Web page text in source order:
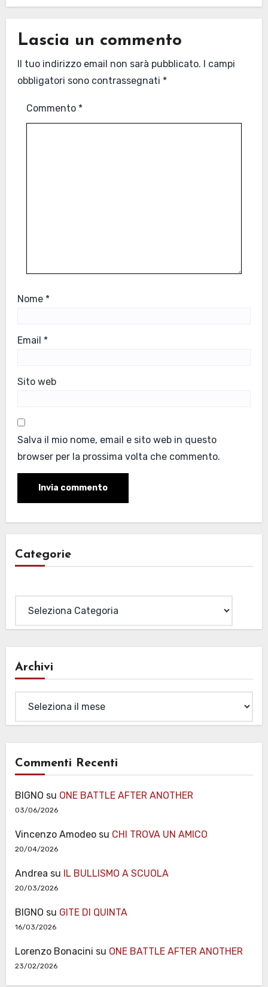
Lascia un commento
Il tuo indirizzo email non sarà pubblicato. I campi
obbligatori sono contrassegnati *
Commento *
Nome *
Email *
Sito web
Salva il mio nome, email e sito web in questo
browser per la prossima volta che commento.
Categorie
Archivi
Commenti Recenti
BIGNO su ONE BATTLE AFTER ANOTHER
03/06/2026
Vincenzo Amodeosu CHI TROVA UN AMICO
20/04/2026
Andrea su IL BULLISMO A SCUOLA
20/03/2026
BIGNO su GITE DI QUINTA
16/03/2026
Lorenzo Bonacini su ONE BATTLE AFTER ANOTHER
23/02/2026